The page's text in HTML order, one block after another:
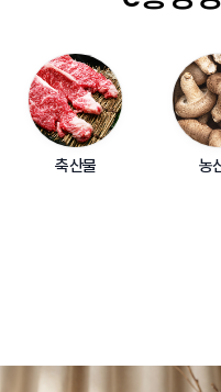
축산물 농